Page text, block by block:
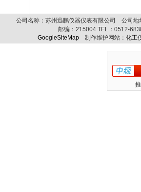
公司名称：苏州迅鹏仪器仪表有限公司 公司
邮编： 215004 TEL： 0512-
GoogleSiteMap 制作维护网站： 化工